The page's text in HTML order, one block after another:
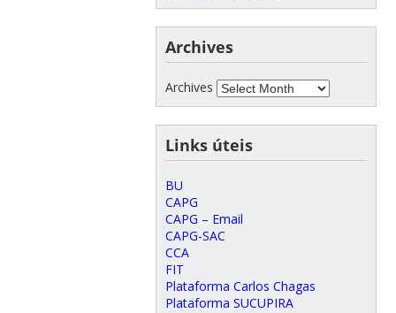
Archives
Archives
Links úteis
BU
CAPG
CAPG – Email
CAPG-SAC
CCA
FIT
Plataforma Carlos Chagas
Plataforma SUCUPIRA